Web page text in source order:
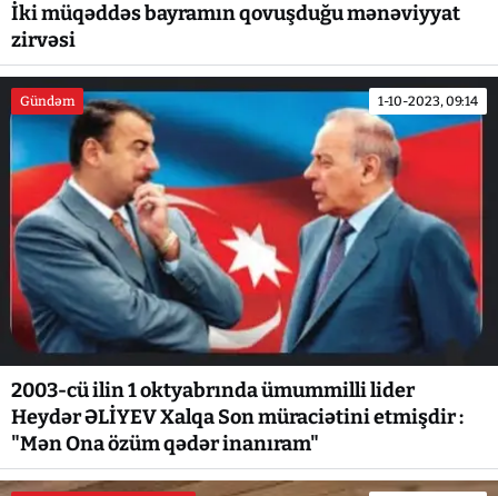
İki müqəddəs bayramın qovuşduğu mənəviyyat
zirvəsi
Gündəm 1-10-2023, 09:14
2003-cü ilin 1 oktyabrında ümummilli lider
Heydər ƏLİYEV Xalqa Son müraciətini etmişdir :
"Mən Ona özüm qədər inanıram"